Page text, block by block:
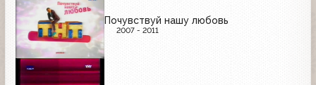
Почувствуй нашу любовь
2007 - 2011